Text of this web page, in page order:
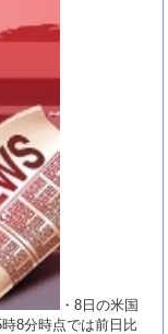
・8日の米国
8分時点では前日比